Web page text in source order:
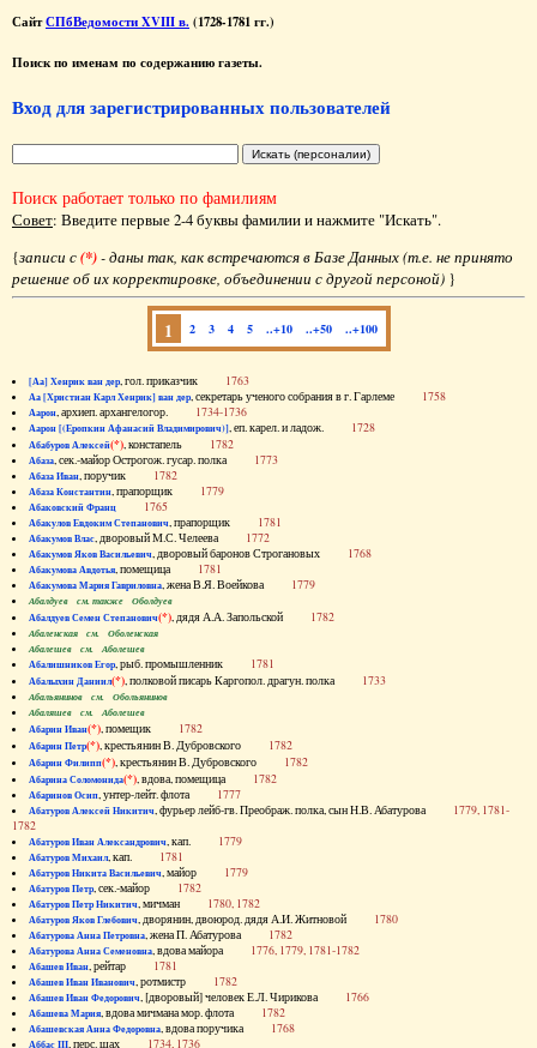
СайтСПбВедомости XVIII в. (1728-1781 гг.)
Поиск по именам по содержанию газеты.
Вход для зарегистрированных пользователей
Поиск работает только по фамилиям
Совет: Введите первые 2-4 буквы фамилии и нажмите "Искать".
{записи с(*)- даны так, как встречаются в Базе Данных (т.е. не принято
решение об их корректировке, объединении с другой персоной) }
1 2 3 4 5 ..+10 ..+50 ..+100
[Аа] Хенрик ван дер, гол. приказчик 1763
Аа [Христиан Карл Хенрик] ван дер, секретарь ученого собрания в г. Гарлеме 1758
Аарон, архиеп. архангелогор. 1734-1736
Аарон [(Еропкин Афанасий Владимирович)], еп. карел. и ладож. 1728
Абабуров Алексей(*), констапель 1782
Абаза, сек.-майор Острогож. гусар. полка 1773
Абаза Иван, поручик 1782
Абаза Константин, прапорщик 1779
Абаковский Франц 1765
Абакулов Евдоким Степанович, прапорщик 1781
Абакумов Влас, дворовый М.С. Челеева 1772
Абакумов Яков Васильевич, дворовый баронов Строгановых 1768
Абакумова Авдотья, помещица 1781
Абакумова Мария Гавриловна, жена В.Я. Воейкова 1779
Абалдуев см. также Оболдуев
Абалдуев Семен Степанович(*), дядя А.А. Запольской 1782
Абаленская см. Оболенская
Абалешев см. Аболешев
Абалишников Егор, рыб. промышленник 1781
Абалыхин Даниил(*), полковой писарь Каргопол. драгун. полка 1733
Абальянинов см. Обольянинов
Абаляшев см. Аболешев
Абарин Иван(*), помещик 1782
Абарин Петр(*), крестьянин В. Дубровского 1782
Абарин Филипп(*), крестьянин В. Дубровского 1782
Абарина Соломонида(*), вдова, помещица 1782
Абаринов Осип, унтер-лейт. флота 1777
Абатуров Алексей Никитич, фурьер лейб-гв. Преображ. полка, сын Н.В. Абатурова 1779, 1781-
1782
Абатуров Иван Александрович, кап. 1779
Абатуров Михаил, кап. 1781
Абатуров Никита Васильевич, майор 1779
Абатуров Петр, сек.-майор 1782
Абатуров Петр Никитич, мичман 1780, 1782
Абатуров Яков Глебович, дворянин, двоюрод. дядя А.И. Житновой 1780
Абатурова Анна Петровна, жена П. Абатурова 1782
Абатурова Анна Семеновна, вдова майора 1776, 1779, 1781-1782
Абашев Иван, рейтар 1781
Абашев Иван Иванович, ротмистр 1782
Абашев Иван Федорович, [дворовый] человек Е.Л. Чирикова 1766
Абашева Мария, вдова мичмана мор. флота 1782
Абашевская Анна Федоровна, вдова поручика 1768
Аббас III, перс. шах 1734, 1736